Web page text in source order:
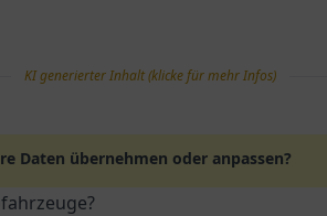
KI generierter Inhalt (klicke für mehr Infos)
Daten übernehmen oder anpassen?